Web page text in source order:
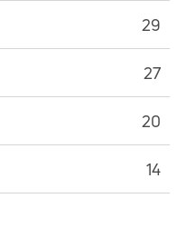
29
27
20
14